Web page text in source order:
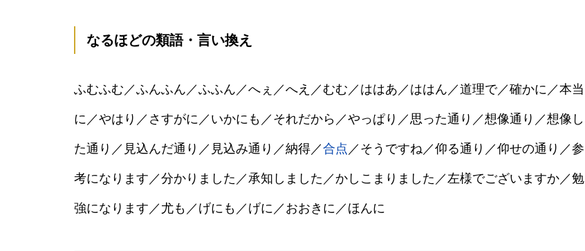
なるほどの類語・言い換え
ふむふむ／ふんふん／ふふん／へぇ／へえ／むむ／ははあ／ははん／道理で／確かに／本当
に／やはり／さすがに／いかにも／それだから／やっぱり／思った通り／想像通り／想像し
た通り／見込んだ通り／見込み通り／納得／合点 ／そうですね／仰る通り／仰せの通り／参
考になります／分かりました／承知しました／かしこまりました／左様でございますか／勉
強になります／尤も／げにも／げに／おおきに／ほんに